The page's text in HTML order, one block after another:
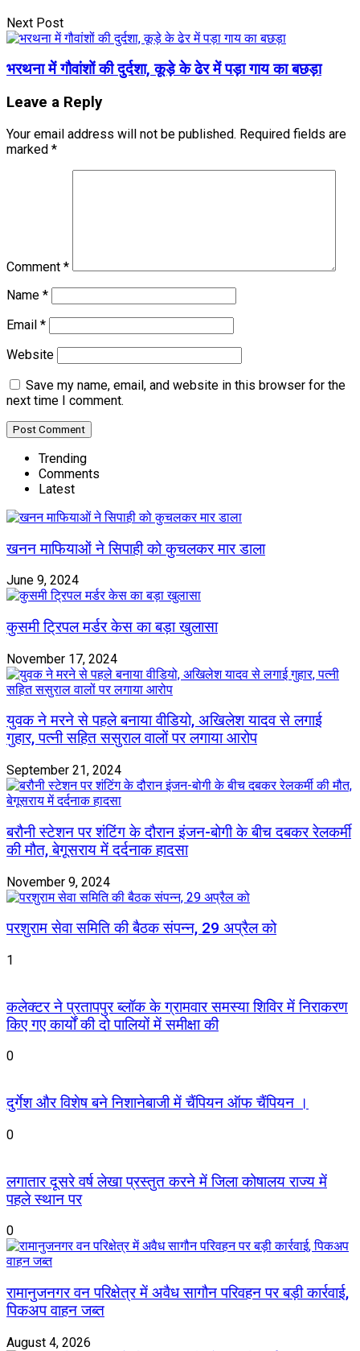
Next Post
भरथना में गौवांशों की दुर्दशा, कूड़े के ढेर में पड़ा गाय का बछड़ा
Leave a Reply
Your email address will not be published. Required fields are
marked *
Comment *
Name *
Email *
Website
Save my name, email, and website in this browser for the
next time I comment.
Trending
Comments
Latest
खनन माफियाओं ने सिपाही को कुचलकर मार डाला
June 9, 2024
कुसमी ट्रिपल मर्डर केस का बड़ा खुलासा
November 17, 2024
युवक ने मरने से पहले बनाया वीडियो, अखिलेश यादव से लगाई
गुहार, पत्नी सहित ससुराल वालों पर लगाया आरोप
September 21, 2024
बरौनी स्टेशन पर शंटिंग के दौरान इंजन-बोगी के बीच दबकर रेलकर्मी
की मौत, बेगूसराय में दर्दनाक हादसा
November 9, 2024
परशुराम सेवा समिति की बैठक संपन्न, 29 अप्रैल को
1
कलेक्टर ने प्रतापपुर ब्लॉक के ग्रामवार समस्या शिविर में निराकरण
किए गए कार्यों की दो पालियों में समीक्षा की
0
दुर्गेश और विशेष बने निशानेबाजी में चैंपियन ऑफ चैंपियन ।
0
लगातार दूसरे वर्ष लेखा प्रस्तुत करने में जिला कोषालय राज्य में
पहले स्थान पर
0
रामानुजनगर वन परिक्षेत्र में अवैध सागौन परिवहन पर बड़ी कार्रवाई,
पिकअप वाहन जब्त
August 4, 2026